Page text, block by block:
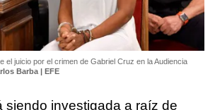
el juicio por el crimen de Gabriel Cruz en la Audiencia
Barba | EFE
siendo investigada a raíz de